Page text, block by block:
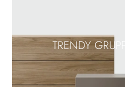
TRENDY